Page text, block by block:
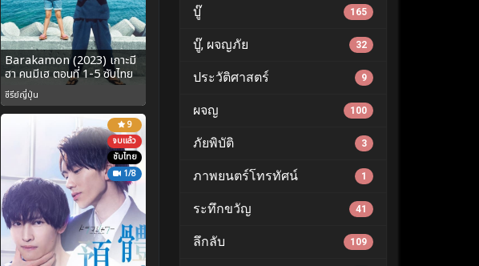
Barakamon (2023) เกาะมี
ฮา คนมีเฮ ตอนที่ 1-5 ซับไทย
ซีรีย์ญี่ปุ่น
9
จบแล้ว
ซับไทย
1/8
บู๊ 165
บู๊, ผจญภัย 32
ประวัติศาสตร์ 9
ผจญ 100
ภัยพิบัติ 3
ภาพยนตร์โทรทัศน์ 1
ระทึกขวัญ 41
ลึกลับ 109